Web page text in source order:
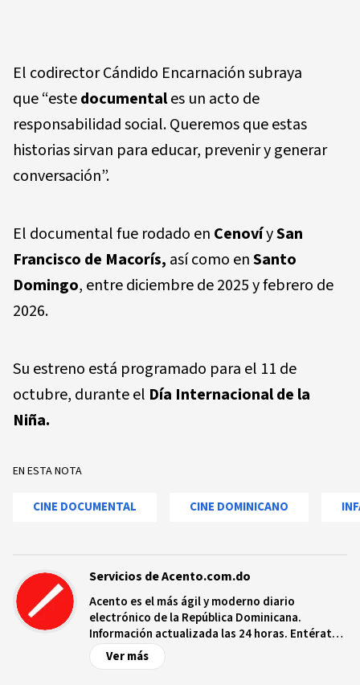
El codirector Cándido Encarnación subraya
que “estedocumentales un acto de
responsabilidad social. Queremos que estas
historias sirvan para educar, prevenir y generar
conversación”.
El documental fue rodado en CenovíySan
Francisco de Macorís, así como enSanto
Domingo, entre diciembre de 2025 y febrero de
2026.
Su estreno está programado para el 11 de
octubre, durante el Día Internacional de la
Niña.
EN ESTA NOTA
CINE DOCUMENTAL CINE DOMINICANO
Servicios de Acento.com.do
Acento es el más ágil y moderno diario
electrónico de la República Dominicana.
Información actualizada las 24 horas. Entérate
de las noticias y sucesos más importantes a
nivel nacional e internacional, videos y fotos
Ver más